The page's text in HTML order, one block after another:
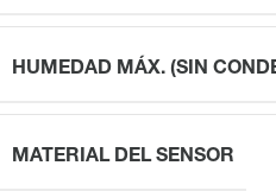
HUMEDAD MÁX. (SIN
MATERIAL DEL SENSOR